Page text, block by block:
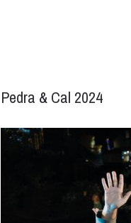
Pedra & Cal 2024